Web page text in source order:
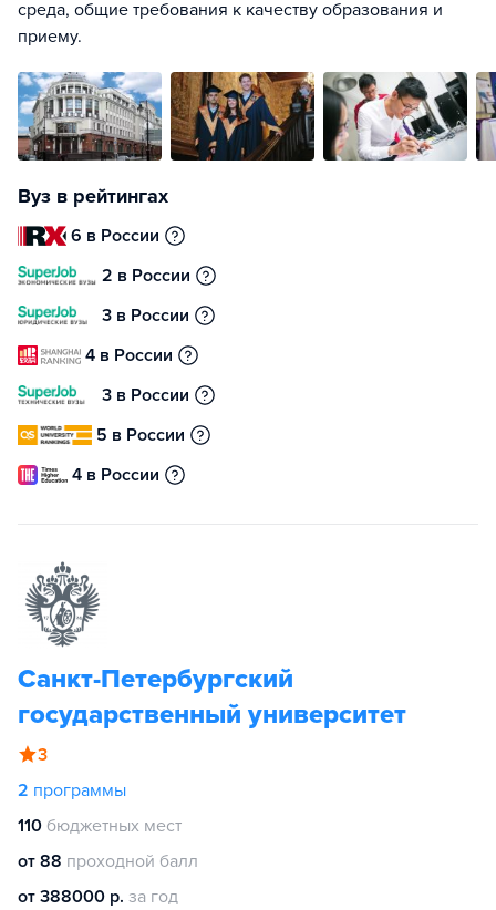
среда, общие требования к качеству образования и
приему.
Вуз в рейтингах
6 в России
2 в России
3 в России
4 в России
3 в России
5 в России
4 в России
Санкт-Петербургский
государственный университет
3
2 программы
110 бюджетных мест
от 88 проходной балл
от 388000 р. за год